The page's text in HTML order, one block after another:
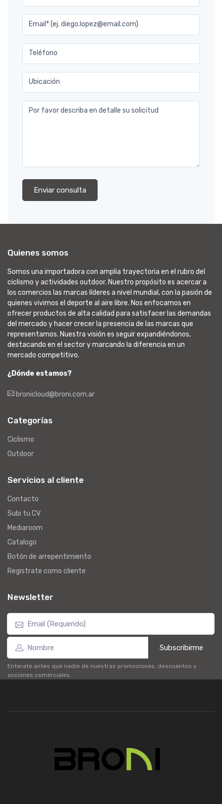
Email* (ej. diego.lopez@email.com)
Teléfono
Ubicación
Por favor describa en detalle su solicitud
Enviar consulta
Quienes somos
Somos una importadora con amplia trayectoria en el rubro del
ciclismo y actividades outdoor. Nuestro propósito es acercar a
los comercios las marcas líderes a nivel mundial, con la pasión de
quienes vivimos el deporte al aire libre. Nos enfocamos en
ofrecer productos de alta calidad para satisfacer las demandas
del mercado y hacer crecer la presencia de las marcas que
representamos. Nuestra visión es seguir expandiéndonos,
destacando en el sector y marcando la diferencia en un
mercado competitivo.
¿Dónde estamos?
bronicloud@broni.com.ar
Categorías
Ciclismo
Outdoor
Servicios al cliente
Contacto
Subi tu CV
Mediaroom
Catalogo
Botón de arrepentimiento
Registrate como cliente
Newsletter
Subscribirme
Enterate antes que nadie de nuestras promociones, descuentos y
acciones comerciales.